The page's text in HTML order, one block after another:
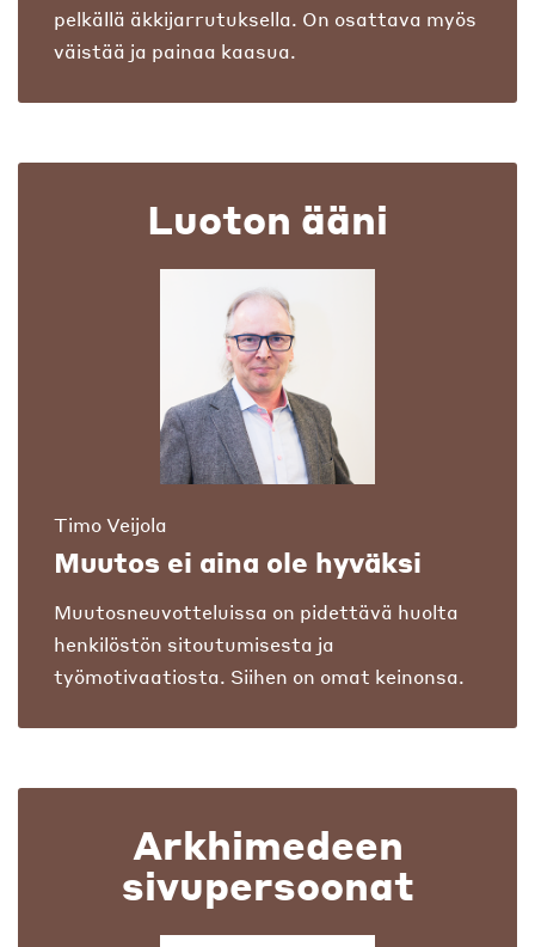
pelkällä äkkijarrutuksella. On osattava myös
väistää ja painaa kaasua.
Luoton ääni
Timo Veijola
Muutos ei aina ole hyväksi
Muutosneuvotteluissa on pidettävä huolta
henkilöstön sitoutumisesta ja
työmotivaatiosta. Siihen on omat keinonsa.
Arkhimedeen
sivupersoonat